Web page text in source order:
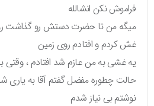
فراموش نکن انشالله
میگه من تا حضرت دستش رو گذاشت
غش کردم و افتادم روی زمین
یه غشی به من عازم شد افتادم ، وقتی
حالت چطوره مفضل گفتم آقا به یاری شما
نوشتم بی نیاز شدم